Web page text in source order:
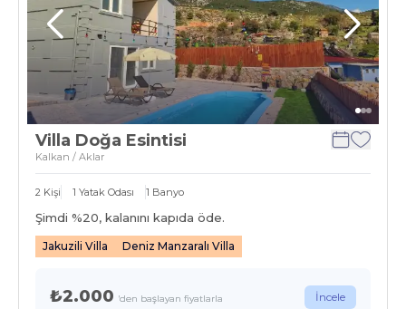
Villa Doğa Esintisi
Kalkan / Aklar
2 Kişi 1 Yatak Odası 1 Banyo
Şimdi %20, kalanını kapıda öde.
Jakuzili Villa Deniz Manzaralı Villa
₺2.000 'den başlayan fiyatlarla İncele